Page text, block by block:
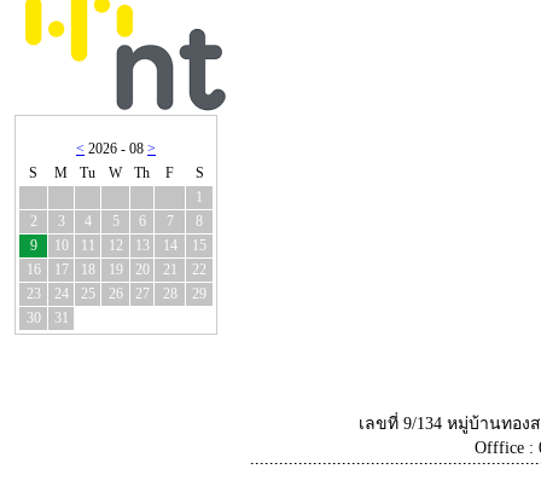
< 2026 - 08 >
S
M Tu W Th F
S
1
2
3 4 5 6 7
8
9
10 11 12 13 14
15
16
17 18 19 20 21
22
23
24 25 26 27 28
29
30
31
เลขที่ 9/134 หมู่บ้านทอง
Offfice :